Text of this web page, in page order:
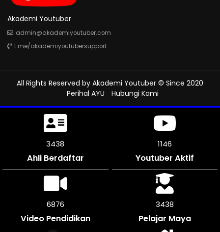
Akademi Youtuber
admin@akademiyoutuber.com
t.me/akademiyoutubersupport
All Rights Reserved by Akademi Youtuber © Since 2020
Perihal AYU
Hubungi Kami
3990
Ahli Berdaftar
1312
Youtuber Aktif
7974
Video Pendidikan
3987
Pelajar Maya